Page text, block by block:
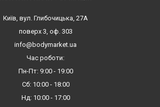
Київ, вул. Глибочицька, 27А
поверх 3, оф. 303
info@bodymarket.ua
Час роботи:
Пн-Пт: 9:00 - 19:00
Сб: 10:00 - 18:00
Нд: 10:00 - 17:00